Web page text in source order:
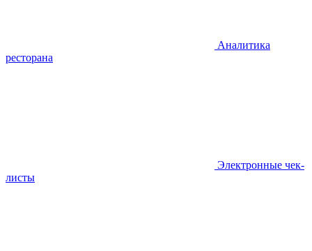
Аналитика
ресторана
Электронные чек-
листы